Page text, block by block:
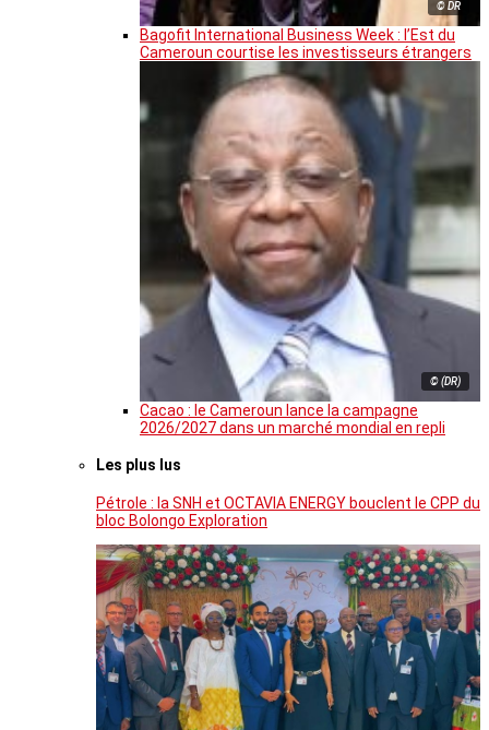
© DR
Bagofit International Business Week : l’Est du
Cameroun courtise les investisseurs étrangers
© (DR)
Cacao : le Cameroun lance la campagne
2026/2027 dans un marché mondial en repli
Les plus lus
Pétrole : la SNH et OCTAVIA ENERGY bouclent le CPP du
bloc Bolongo Exploration